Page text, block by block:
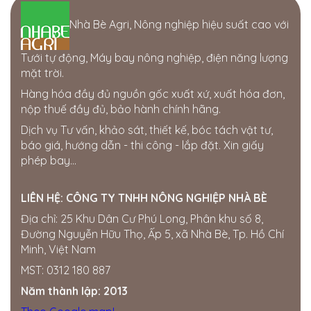
386 hùng vương. thị trấn phú thiện. huyện phú thiện.
tỉnh gia lai
0963750153
Cửa hàng Gia Bách
Ấp 7, xã Xuân Tay, Cẩm Mỹ, Đồng Nai, Việt Nam
0343954508
Thế giới điện nước Đắk Nông
205 Quang Trung, Phường Nghĩa Tân, Gia Nghĩa, Đắk
Nông
Khu Đức Thọ, thị trấn Đức Phong, Bù Đăng, Bình
Phước
0834560958
Miền Nam ·SỐ 16 ẤP, Hội Phú, Tân Châu, Tây Ninh,
Việt Nam
Nhà Bè Agri, Nông nghiệp hiệu suất cao với
Tưới tự động, Máy bay nông nghiệp, điện năng lượng
mặt trời.
Hàng hóa đầy đủ nguồn gốc xuất xứ, xuất hóa đơn,
nộp thuế đầy đủ, bảo hành chính hãng.
Dịch vụ Tư vấn, khảo sát, thiết kế, bóc tách vật tư,
báo giá, hướng dẫn - thi công - lắp đặt. Xin giấy
phép bay...
LIÊN HỆ: CÔNG TY TNHH NÔNG NGHIỆP NHÀ BÈ
Địa chỉ: 25 Khu Dân Cư Phú Long, Phân khu số 8,
Đường Nguyễn Hữu Thọ, Ấp 5, xã Nhà Bè, Tp. Hồ Chí
Minh, Việt Nam
MST: 0312 180 887
Năm thành lập: 2013